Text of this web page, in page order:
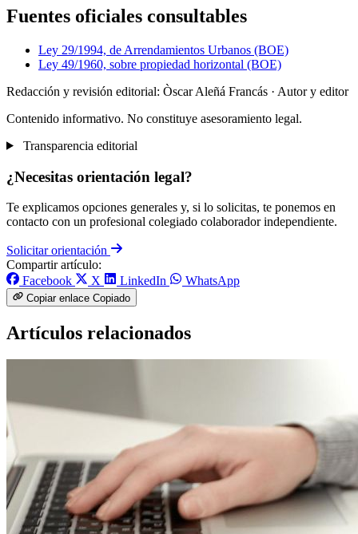
Fuentes oficiales consultables
Ley 29/1994, de Arrendamientos Urbanos (BOE)
Ley 49/1960, sobre propiedad horizontal (BOE)
Redacción y revisión editorial: Òscar Aleñá Francás · Autor y editor
Contenido informativo. No constituye asesoramiento legal.
Transparencia editorial
¿Necesitas orientación legal?
Te explicamos opciones generales y, si lo solicitas, te ponemos en
contacto con un profesional colegiado colaborador independiente.
Solicitar orientación
Compartir artículo:
Facebook
X LinkedIn WhatsApp
Copiar enlace Copiado
Artículos relacionados